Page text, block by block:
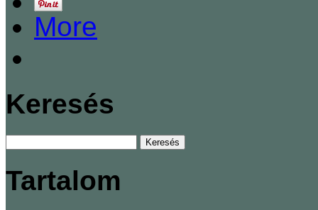
More
Keresés
Tartalom